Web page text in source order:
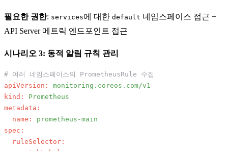
필요한 권한: services에 대한 default 네임스페이스 접근 +
API Server 메트릭 엔드포인트 접근
시나리오 3: 동적 알림 규칙 관리
# 여러 네임스페이스의 PrometheusRule 수집
apiVersion:
monitoring.coreos.com/v1
kind:
Prometheus
metadata:
name:
prometheus-main
spec:
ruleSelector: